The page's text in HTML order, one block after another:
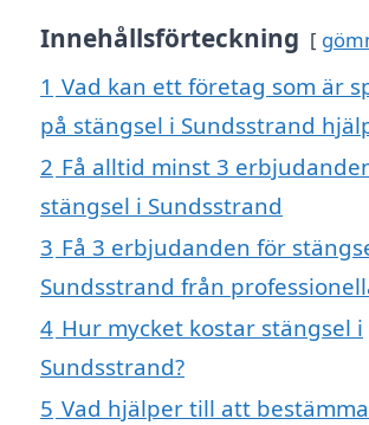
Innehållsförteckning
1 Vad kan ett företag som är
på stängsel i Sundsstrand
2 Få alltid minst 3
stängsel i Sundsstrand
3 Få 3 erbjudanden för
Sundsstrand från
4 Hur mycket kostar stängsel i
Sundsstrand?
5 Vad hjälper till att